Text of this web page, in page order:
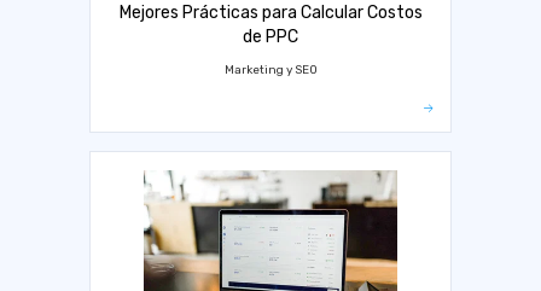
Mejores Prácticas para Calcular Costos
de PPC
Marketing y SEO